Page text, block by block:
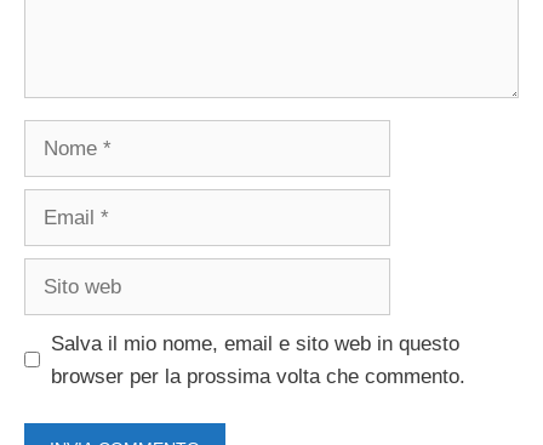
Salva il mio nome, email e sito web in questo
browser per la prossima volta che commento.